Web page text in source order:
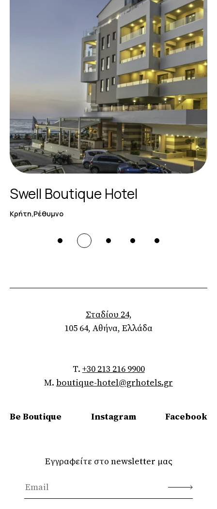
Swell Boutique Hotel
Κρήτη,Ρέθυμνο
Σταδίου 24,
105 64, Αθήνα, Ελλάδα
T. +30 213 216 9900
M. boutique-hotel@grhotels.gr
Be Boutique Instagram Facebook
Εγγραφείτε στο newsletter μας